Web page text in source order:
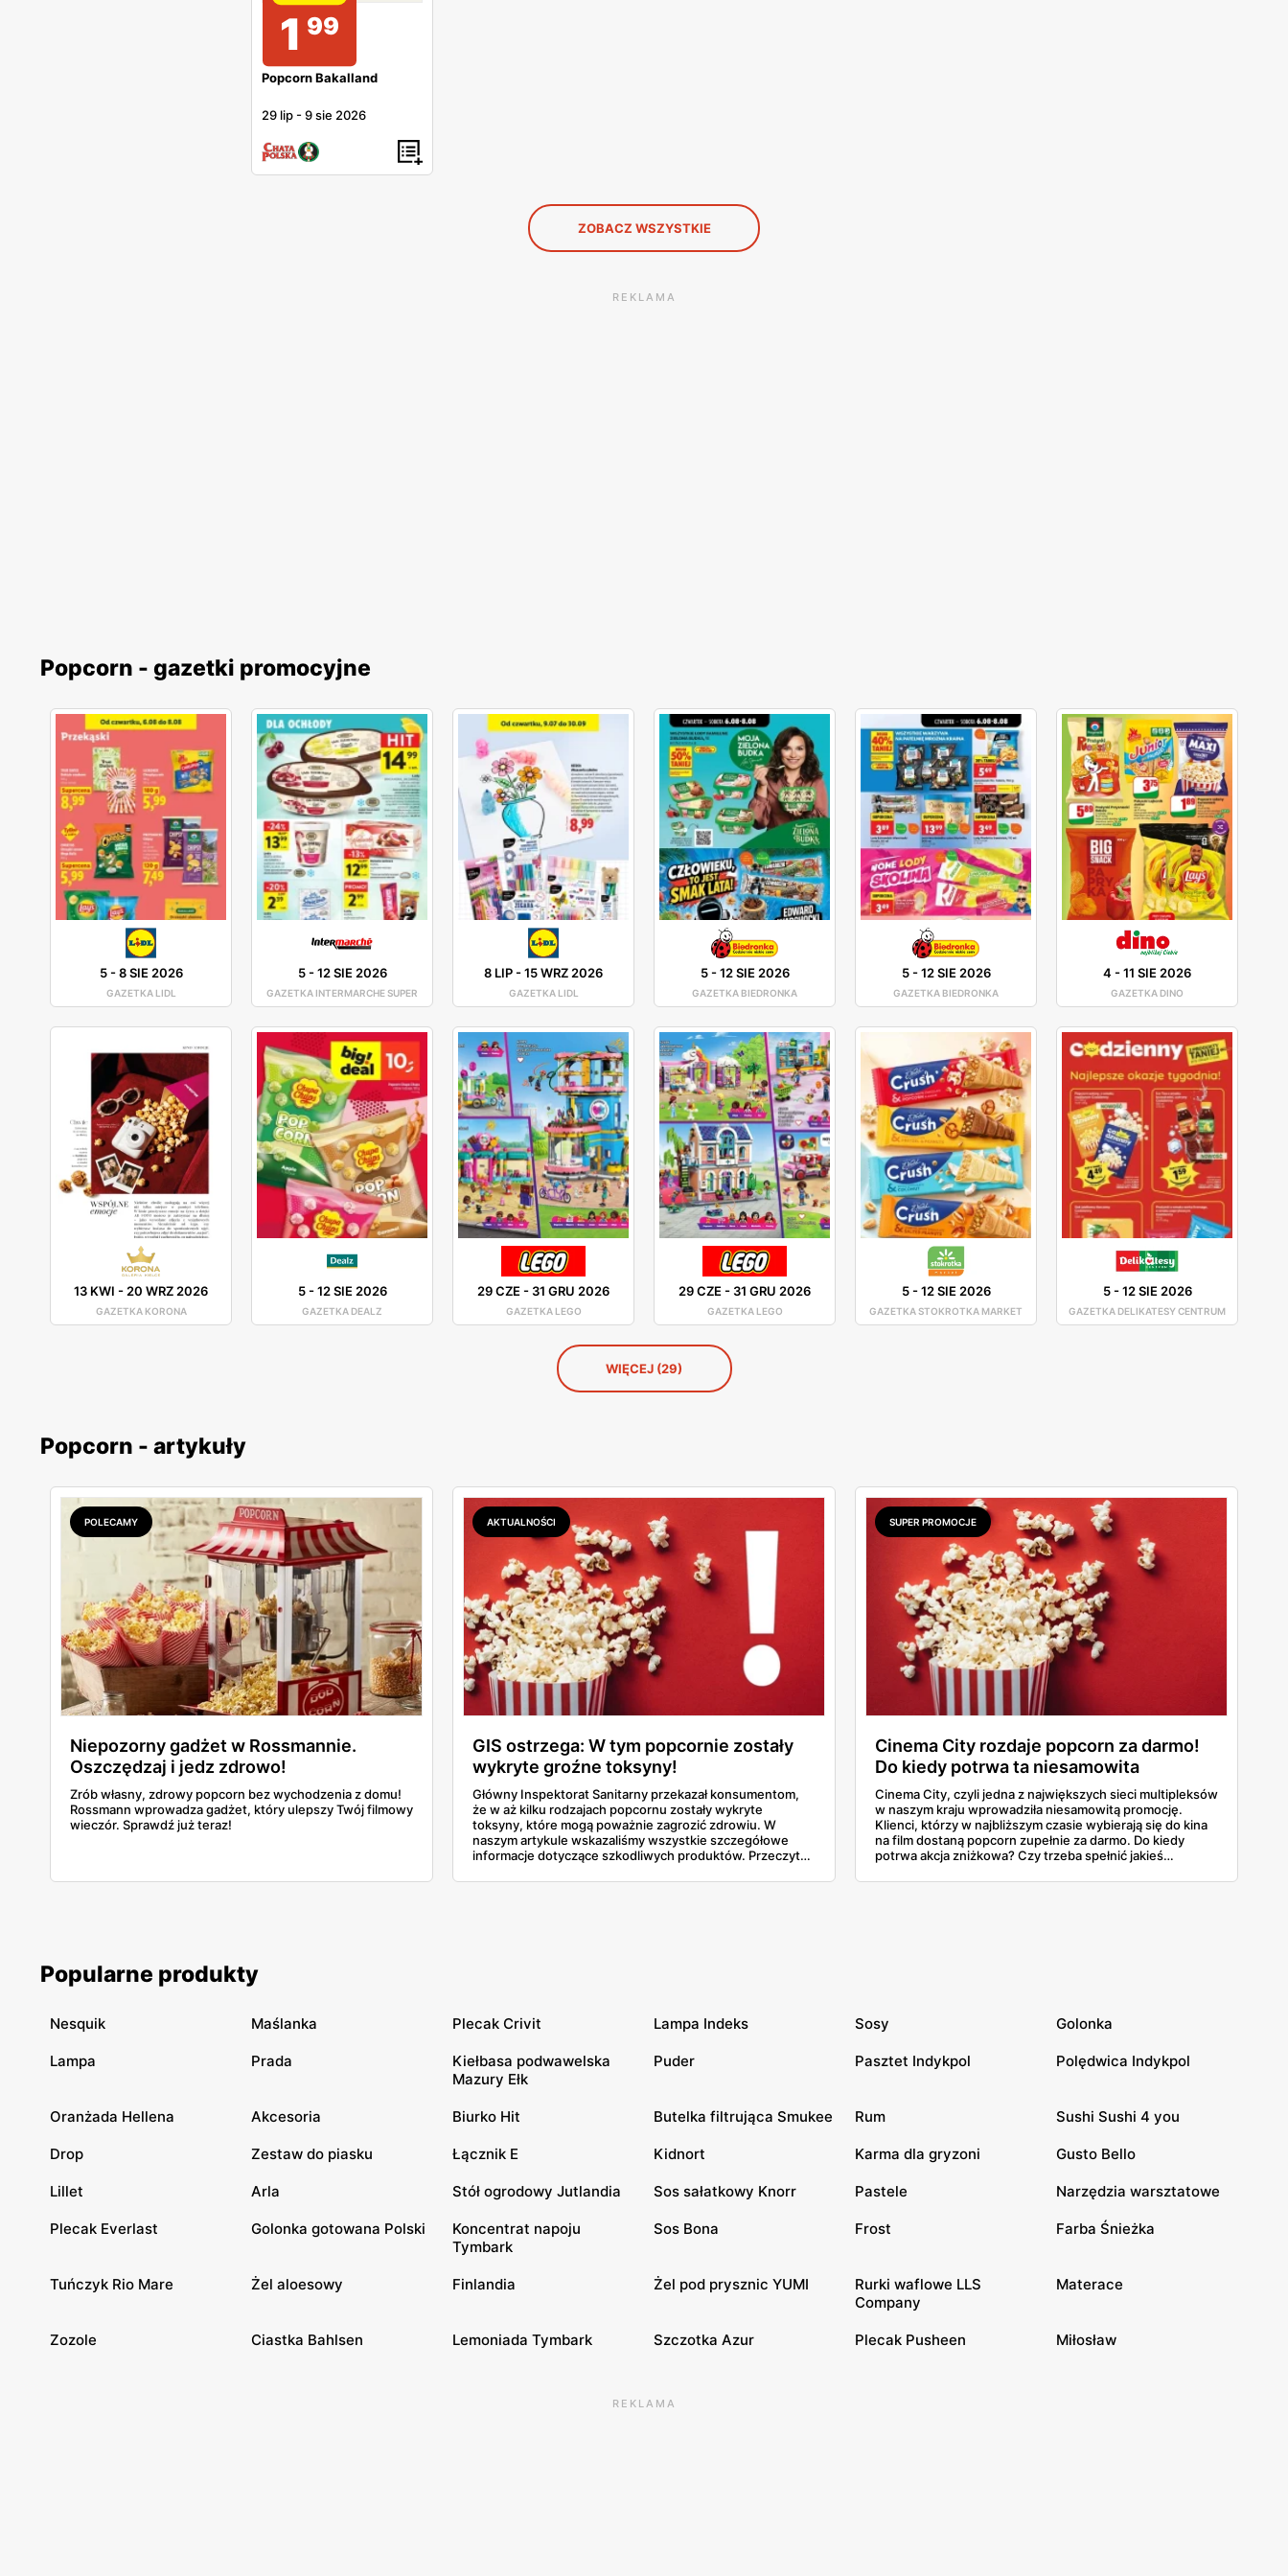
1 99
Popcorn Bakalland
29 lip -9 sie 2026
ZOBACZ WSZYSTKIE
REKLAMA
Popcorn - gazetki promocyjne
5-8 SIE 2026
GAZETKA LIDL
5-12 SIE 2026
GAZETKA INTERMARCHE SUPER
8 LIP-15 WRZ 2026
GAZETKA LIDL
5-12 SIE 2026
GAZETKA BIEDRONKA
5-12 SIE 2026
GAZETKA BIEDRONKA
4 -11 SIE 2026
GAZETKA DINO
13 KWI -20 WRZ 2026
GAZETKA KORONA
5-12 SIE 2026
GAZETKA DEALZ
29 CZE- 31 GRU 2026
GAZETKA LEGO
29 CZE- 31 GRU 2026
GAZETKA LEGO
5-12 SIE 2026
GAZETKA STOKROTKA MARKET
5-12 SIE 2026
GAZETKA DELIKATESY CENTRUM
WIĘCEJ (29)
Popcorn - artykuły
POLECAMY
Niepozorny gadżet w Rossmannie.
Oszczędzaj i jedz zdrowo!
Zrób własny, zdrowy popcorn bez wychodzenia z domu!
Rossmann wprowadza gadżet, który ulepszy Twój filmowy
wieczór. Sprawdź już teraz!
AKTUALNOŚCI
GIS ostrzega: W tym popcornie zostały
wykryte groźne toksyny!
Główny Inspektorat Sanitarny przekazał konsumentom,
że w aż kilku rodzajach popcornu zostały wykryte
toksyny, które mogą poważnie zagrozić zdrowiu. W
naszym artykule wskazaliśmy wszystkie szczegółowe
informacje dotyczące szkodliwych produktów. Przeczytaj i
SUPER PROMOCJE
Cinema City rozdaje popcorn za darmo!
Do kiedy potrwa ta niesamowita
promocja?
Cinema City, czyli jedna z największych sieci multipleksów
w naszym kraju wprowadziła niesamowitą promocję.
Klienci, którzy w najbliższym czasie wybierają się do kina
na film dostaną popcorn zupełnie za darmo. Do kiedy
potrwa akcja zniżkowa? Czy trzeba spełnić jakieś
Popularne produkty
Nesquik Maślanka Plecak Crivit Lampa Indeks Sosy Golonka
Lampa Prada
Kiełbasa podwawelska
Mazury Ełk
Puder Pasztet Indykpol Polędwica Indykpol
Oranżada Hellena Akcesoria Biurko Hit Butelka filtrująca Smukee Rum Sushi Sushi 4 you
Drop Zestaw do piasku Łącznik E Kidnort Karma dla gryzoni Gusto Bello
Lillet Arla Stół ogrodowy Jutlandia Sos sałatkowy Knorr Pastele Narzędzia warsztatowe
Plecak Everlast Golonka gotowana Polski
Koncentrat napoju
Tymbark
Sos Bona Frost Farba Śnieżka
Tuńczyk Rio Mare Żel aloesowy Finlandia Żel pod prysznic YUMI
Rurki waflowe LLS
Company
Materace
Zozole Ciastka Bahlsen Lemoniada Tymbark Szczotka Azur Plecak Pusheen Miłosław
REKLAMA